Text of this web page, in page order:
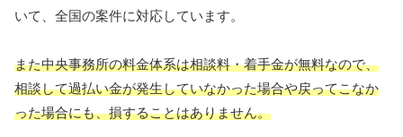
いて、全国の案件に対応しています。
また中央事務所の料金体系は相談料・着手金が無料なので、
相談して過払い金が発生していなかった場合や戻ってこなか
った場合にも、損することはありません。